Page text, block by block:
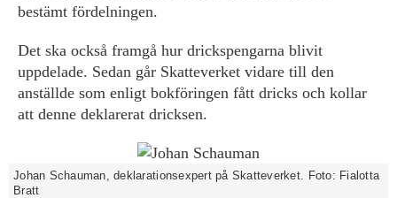
bestämt fördelningen.
Det ska också framgå hur drickspengarna blivit
uppdelade. Sedan går Skatteverket vidare till den
anställde som enligt bokföringen fått dricks och kollar
att denne deklarerat dricksen.
Johan Schauman, deklarationsexpert på Skatteverket. Foto: Fialotta
Bratt